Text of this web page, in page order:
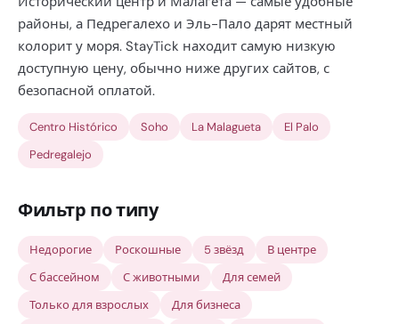
районы, а Педрегалехо и Эль-Пало дарят местный
колорит у моря. StayTick находит самую низкую
доступную цену, обычно ниже других сайтов, с
безопасной оплатой.
Centro Histórico Soho La Malagueta
El Palo
Pedregalejo
Фильтр по типу
Недорогие Роскошные 5 звёзд
В центре
С бассейном
С животными
Для семей
Только для взрослых
Для бизнеса